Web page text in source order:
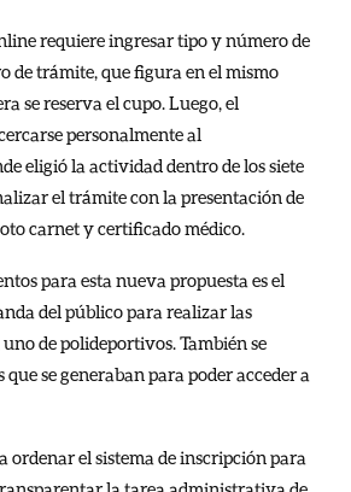
requiere ingresar tipo y número de
de trámite, que figura en el mismo
se reserva el cupo. Luego, el
personalmente al
eligió la actividad dentro de los siete
el trámite con la presentación de
carnet y certificado médico.
para esta nueva propuesta es el
del público para realizar las
de polideportivos. También se
se generaban para poder acceder a
ordenar el sistema de inscripción para